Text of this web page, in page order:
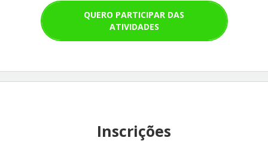
QUERO PARTICIPAR DAS
ATIVIDADES
Inscrições